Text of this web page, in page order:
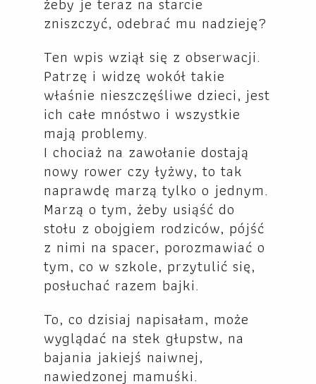
zniszczyć, odebrać mu nadzieję?
Ten wpis wziął się z obserwacji.
Patrzę i widzę wokół takie
właśnie nieszczęśliwe dzieci, jest
ich całe mnóstwo i wszystkie
mają problemy.
I chociaż na zawołanie dostają
nowy rower czy łyżwy, to tak
naprawdę marzą tylko o jednym.
Marzą o tym, żeby usiąść do
stołu z obojgiem rodziców, pójść
z nimi na spacer, porozmawiać o
tym, co w szkole, przytulić się,
posłuchać razem bajki.
To, co dzisiaj napisałam, może
wyglądać na stek głupstw, na
bajania jakiejś naiwnej,
nawiedzonej mamuśki.